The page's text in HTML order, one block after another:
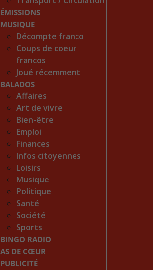
ÉMISSIONS
MUSIQUE
Décompte franco
Coups de coeur
francos
Joué récemment
BALADOS
Affaires
Art de vivre
Bien-être
Emploi
Finances
Infos citoyennes
Loisirs
Musique
Politique
Santé
Société
Sports
BINGO RADIO
AS DE CŒUR
PUBLICITÉ